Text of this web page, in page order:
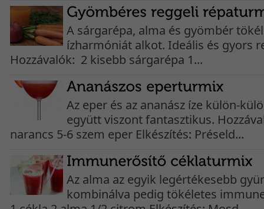
A sárgarépa, alma és gyömbér
ízharmóniát alkot. Ideális és gyors
Hozzávalók: 2 kisebb sárgarépa 1...
Az eper és az ananász íze külön-
együtt viszont fantasztikus.
narancs 5-6 szem eper Elkészítés: Préseld...
Az alma az egyik legértékesebb
kombinálva pedig tökéletes